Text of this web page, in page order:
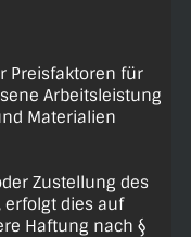
Preisfaktoren für
Arbeitsleistung
Materialien
Zustellung des
erfolgt dies auf
Haftung nach §